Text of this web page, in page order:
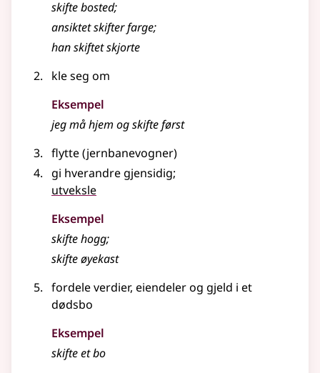
skiftebosted;
ansiktet skifter farge;
han skiftet skjorte
kle seg om
Eksempel
jeg må hjem ogskifteførst
flytte (jernbanevogner)
gi hverandre gjensidig;
utveksle
Eksempel
skiftehogg;
skifteøyekast
fordele verdier, eiendeler og gjeld i et
dødsbo
Eksempel
skifte et bo